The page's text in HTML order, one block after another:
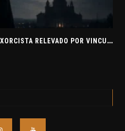
E
L CASO ROSSETTI: EL EXORCISTA RELEVADO POR VINCULAR OVNIS Y DEMONIOS